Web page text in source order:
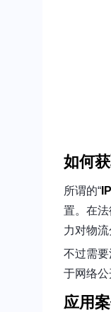
如何
所谓的“
置。在
力对物
不过需要
于网络公
应用